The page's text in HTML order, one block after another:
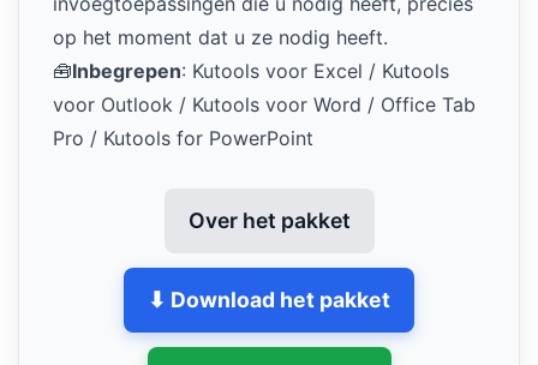
op het moment dat u ze nodig heeft.
🧰Inbegrepen: Kutools voor Excel / Kutools
voor Outlook / Kutools voor Word / Office Tab
Pro / Kutools for PowerPoint
Over het pakket
⬇ Download het pakket